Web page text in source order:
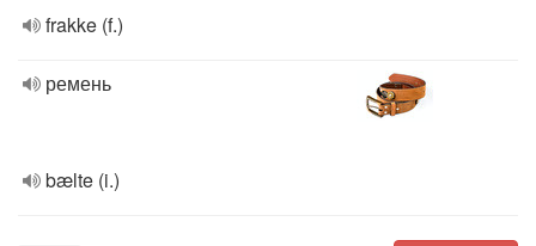
frakke (f.)
ремень
bælte (i.)